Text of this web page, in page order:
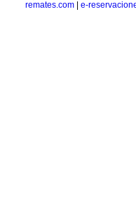
remates.com| e-